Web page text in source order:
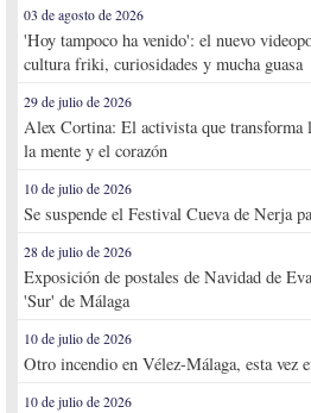
03 de agosto de 2026
'Hoy tampoco ha venido': el nuevo
cultura friki, curiosidades y mucha guasa
29 de julio de 2026
Alex Cortina: El activista que transforma
la mente y el corazón
10 de julio de 2026
Se suspende el Festival Cueva de Nerja
28 de julio de 2026
Exposición de postales de Navidad de
'Sur' de Málaga
10 de julio de 2026
Otro incendio en Vélez-Málaga, esta vez
10 de julio de 2026